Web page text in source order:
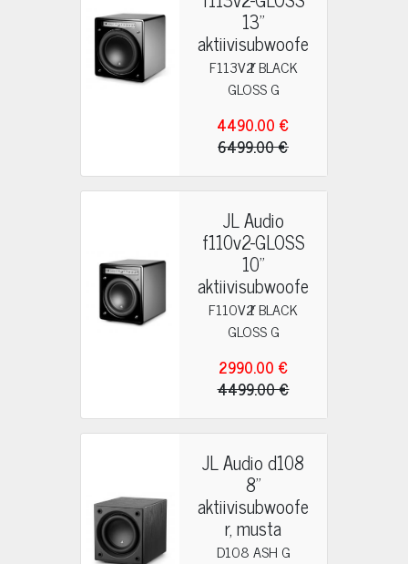
13"
aktiivisubwoofe
r
F113V2 BLACK
GLOSS G
4490.00 €
6499.00 €
JL Audio
f110v2-GLOSS
10"
aktiivisubwoofe
r
F110V2 BLACK
GLOSS G
2990.00 €
4499.00 €
JL Audio d108
8"
aktiivisubwoofe
r, musta
D108 ASH G